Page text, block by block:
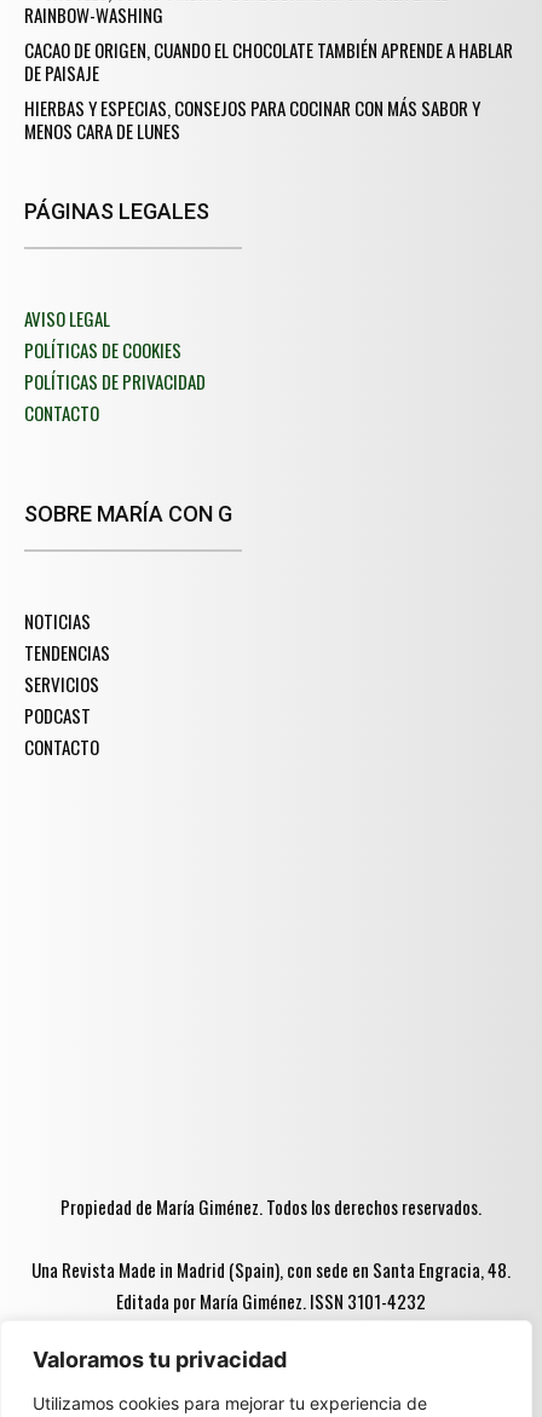
Valoramos tu privacidad
Utilizamos cookies para mejorar tu experiencia de
RAINBOW-WASHING
CACAO DE ORIGEN, CUANDO EL CHOCOLATE TAMBIÉN APRENDE A HABLAR
DE PAISAJE
HIERBAS Y ESPECIAS, CONSEJOS PARA COCINAR CON MÁS SABOR Y
MENOS CARA DE LUNES
PÁGINAS LEGALES
AVISO LEGAL
POLÍTICAS DE COOKIES
POLÍTICAS DE PRIVACIDAD
CONTACTO
SOBRE MARÍA CON G
NOTICIAS
TENDENCIAS
SERVICIOS
PODCAST
CONTACTO
Propiedad de María Giménez. Todos los derechos reservados.
Una Revista Made in Madrid (Spain), con sede en Santa Engracia, 48.
Editada por María Giménez. ISSN 3101-4232
Advertencia ♦♦: